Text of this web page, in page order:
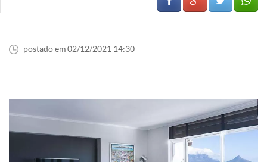
postado em 02/12/2021 14:30